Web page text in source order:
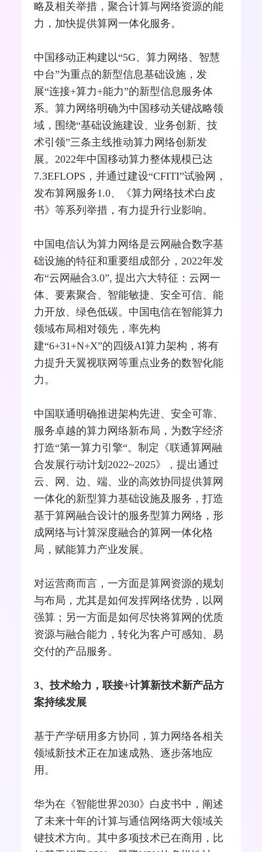
略及相关举措，聚合计算与网络资源的能
力，加快提供算网一体化服务。
中国移动正构建以“5G、算力网络、智慧
中台”为重点的新型信息基础设施，发
展“连接+算力+能力”的新型信息服务体
系。算力网络明确为中国移动关键战略领
域，围绕“基础设施建设、业务创新、技
术引领”三条主线推动算力网络创新发
展。2022年中国移动算力整体规模已达
7.3EFLOPS，并通过建设“CFITI”试验网，
发布算网服务1.0、《算力网络技术白皮
书》等系列举措，有力提升行业影响。
中国电信认为算力网络是云网融合数字基
础设施的特征和重要组成部分，2022年发
布“云网融合3.0”, 提出六大特征：云网一
体、要素聚合、智能敏捷、安全可信、能
力开放、绿色低碳。中国电信在智能算力
领域布局相对领先，率先构
建“6+31+N+X”的四级AI算力架构，将有
力提升天翼视联网等重点业务的数智化能
力。
中国联通明确推进架构先进、安全可靠、
服务卓越的算力网络新布局，为数字经济
打造“第一算力引擎“。制定《联通算网融
合发展行动计划2022~2025》，提出通过
云、网、边、端、业的高效协同提供算网
一体化的新型算力基础设施及服务，打造
基于算网融合设计的服务型算力网络，形
成网络与计算深度融合的算网一体化格
局，赋能算力产业发展。
对运营商而言，一方面是算网资源的规划
与布局，尤其是如何发挥网络优势，以网
强算；另一方面是如何尽快将算网的优质
资源与融合能力，转化为客户可感知、易
交付的产品服务。
3、技术给力，联接+计算新技术新产品方
案持续发展
基于产学研用多方协同，算力网络各相关
领域新技术正在加速成熟、逐步落地应
用。
华为在《智能世界2030》白皮书中，阐述
了未来十年的计算与通信网络两大领域关
键技术方向。其中多项技术已在商用，比